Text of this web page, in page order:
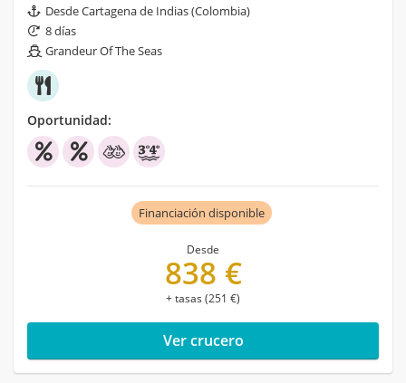
Desde Cartagena de Indias (Colombia)
8 días
Grandeur Of The Seas
Oportunidad:
Financiación disponible
Desde
838 €
+ tasas (251 €)
Ver crucero